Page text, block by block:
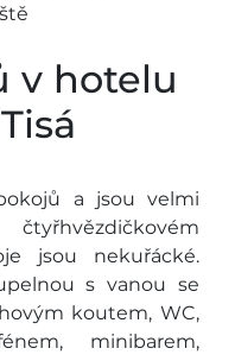
v hotelu
a jsou velmi
jsou nekuřácké.
s vanou se
koutem, WC,
minibarem,